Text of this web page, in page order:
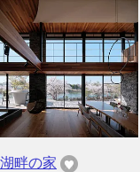
湖畔の家